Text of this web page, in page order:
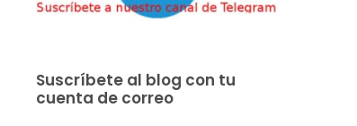
Suscríbete al blog con tu
cuenta de correo